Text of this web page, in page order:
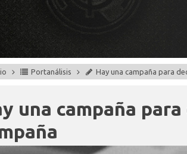
Portanálisis Hay una campaña para
una campaña